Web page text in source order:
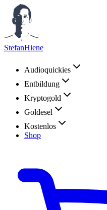
StefanHiene
Audioquickies
Entbildung
Kryptogold
Goldesel
Kostenlos
Shop